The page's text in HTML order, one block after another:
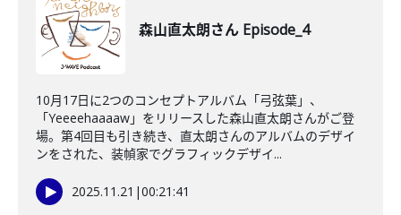
森山直太朗さん Episode_4
10月17日に2つのコンセプトアルバム「弓弦葉」、
「Yeeeehaaaaw」をリリースした森山直太朗さんがご登
場。第4回目も引き続き、直太朗さんのアルバムのデザイ
ンをされた、装幀家でグラフィックデザイ...
2025.11.21 |00:21:41